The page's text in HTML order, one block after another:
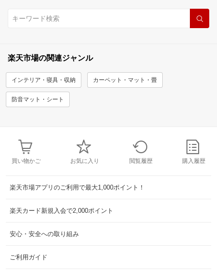
楽天市場の関連ジャンル
インテリア・寝具・収納 カーペット・マット・畳
防音マット・シート
買い物かご お気に入り 閲覧履歴 購入履歴
楽天市場アプリのご利用で最大1,000ポイント！
楽天カード新規入会で2,000ポイント
安心・安全への取り組み
ご利用ガイド